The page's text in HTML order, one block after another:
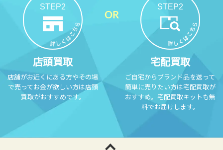
STEP2
店頭買取
店舗がお近くにある方やその場
で売ってお金が欲しい方は店頭
買取がおすすめです。
STEP2
宅配買取
ご自宅からブランド品を送って
簡単に売りたい方は宅配買取が
おすすめ。宅配買取キットも無
料でお届けします。